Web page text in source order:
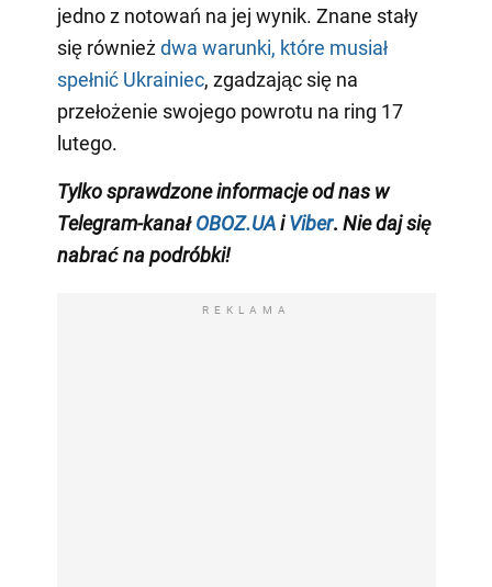
jedno z notowań na jej wynik. Znane stały
się również dwa warunki, które musiał
spełnić Ukrainiec, zgadzając się na
przełożenie swojego powrotu na ring 17
lutego.
Tylko sprawdzone informacje od nas w
Telegram-kanałOBOZ.UAiViber. Nie daj się
nabrać na podróbki!
REKLAMA